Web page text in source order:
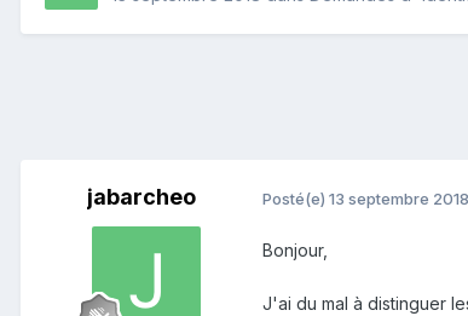
jabarcheo Posté(e) 13 septembre 2018
Bonjour,
J'ai du mal à distinguer